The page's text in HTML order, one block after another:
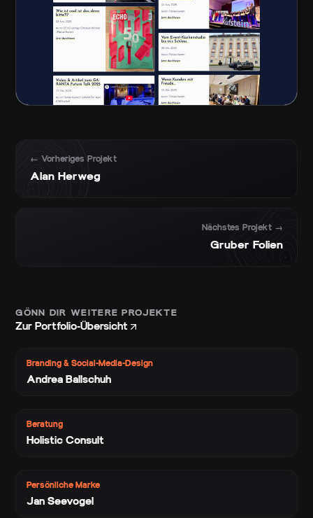
← Vorheriges Projekt
Alan Herweg
Nächstes Projekt →
Gruber Folien
GÖNN DIR WEITERE PROJEKTE
Zur Portfolio-Übersicht
Branding & Social-Media-Design
Andrea Ballschuh
Beratung
Holistic Consult
Persönliche Marke
Jan Seevogel